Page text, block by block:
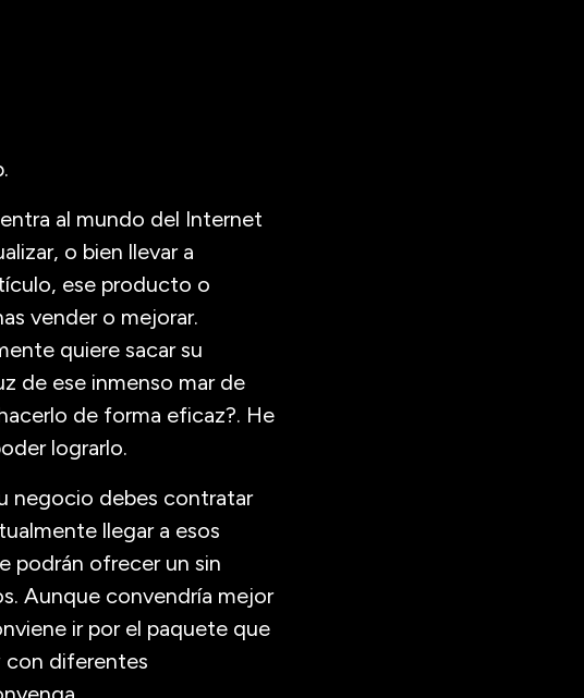
al mundo del Internet
o bien llevar a
ese producto o
vender o mejorar.
quiere sacar su
de ese inmenso mar de
de forma eficaz?. He
lograrlo.
negocio debes contratar
llegar a esos
podrán ofrecer un sin
Aunque convendría mejor
ir por el paquete que
con diferentes